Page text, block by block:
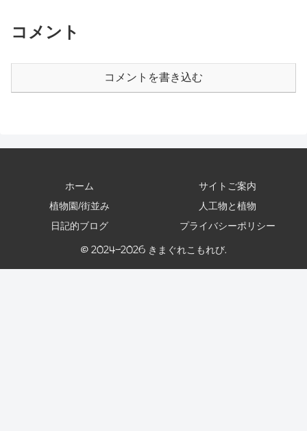
コメント
コメントを書き込む
ホーム
サイトご案内
植物園/街並み
人工物と植物
日記的ブログ
プライバシーポリシー
© 2024-2026 きまぐれこもれび.